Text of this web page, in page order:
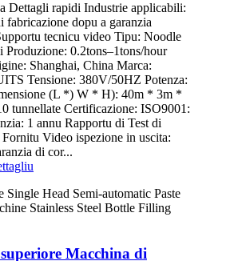
Dettagli rapidi Industrie applicabili:
fabricazione dopu a garanzia
tecnicu video Tipu: Noodle
Produzione: 0.2tons–1tons/hour
Shanghai, China Marca:
Tensione: 380V/50HZ Potenza:
(L *) W * H): 40m * 3m *
tunnellate Certificazione: ISO9001:
1 annu Rapportu di Test di
Video ispezione in uscita:
di cor...
Macchina di